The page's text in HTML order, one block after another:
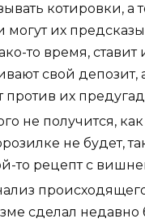
котировки, а
могут их
то время, ставит
свой депозит,
против их
не получится, как
не будет,
то рецепт с
сделал недавно